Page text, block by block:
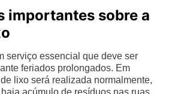
importantes sobre a
serviço essencial que deve ser
feriados prolongados. Em
lixo será realizada normalmente,
acúmulo de resíduos nas ruas